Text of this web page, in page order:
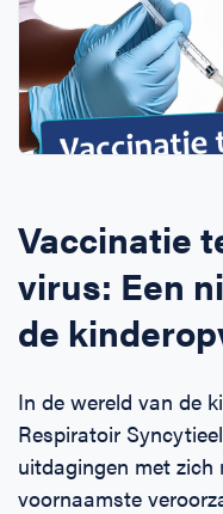
Horeca
Onderwijs
BHV voor retail en
BHV voor de
BHV voor
EHBO voor (para-
EHBO voor de
Reanimatie en
Over Ons
Nieuws
Werken bij Schok
Contact
Klantenservice
Offerte aanvragen
Direct boeken
Vaccinatie
virus: Een
de
In de wereld van de
Respiratoir
uitdagingen met zich
voornaamste